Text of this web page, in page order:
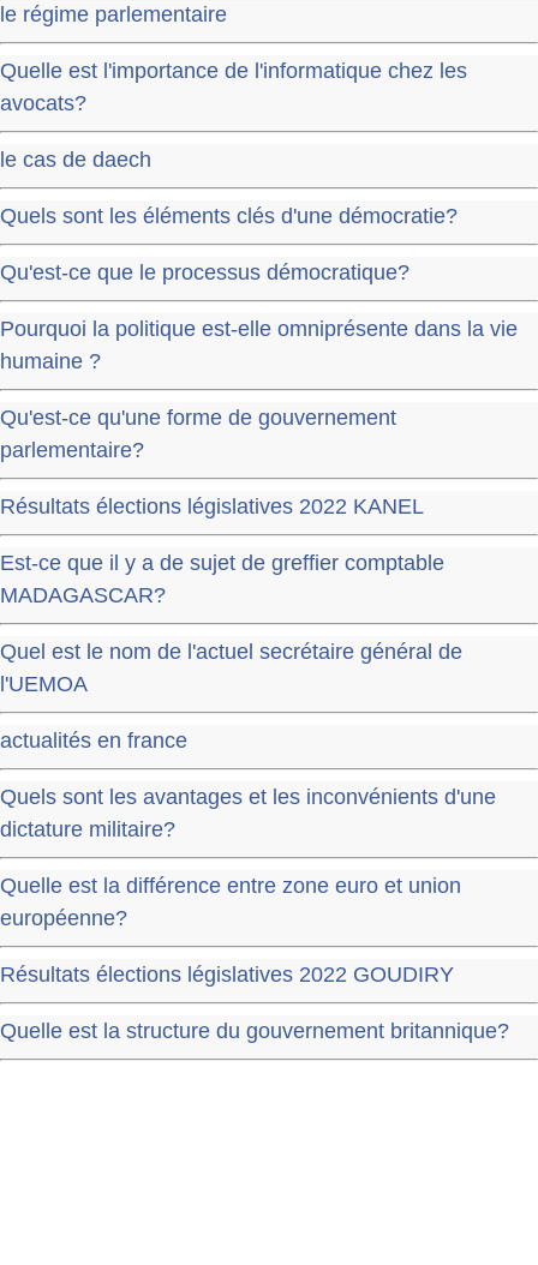
le régime parlementaire
Quelle est l'importance de l'informatique chez les
avocats?
le cas de daech
Quels sont les éléments clés d'une démocratie?
Qu'est-ce que le processus démocratique?
Pourquoi la politique est-elle omniprésente dans la vie
humaine ?
Qu'est-ce qu'une forme de gouvernement
parlementaire?
Résultats élections législatives 2022 KANEL
Est-ce que il y a de sujet de greffier comptable
MADAGASCAR?
Quel est le nom de l'actuel secrétaire général de
l'UEMOA
actualités en france
Quels sont les avantages et les inconvénients d'une
dictature militaire?
Quelle est la différence entre zone euro et union
européenne?
Résultats élections législatives 2022 GOUDIRY
Quelle est la structure du gouvernement britannique?